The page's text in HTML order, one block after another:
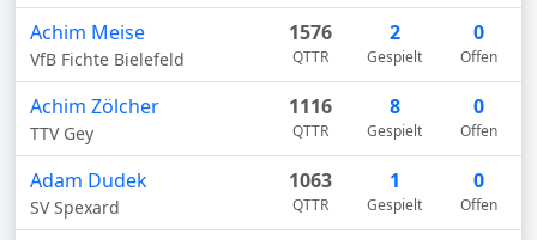
Achim Meise
VfB Fichte Bielefeld
1576
QTTR
2
Gespielt
0
Offen
Achim Zölcher
TTV Gey
1116
QTTR
8
Gespielt
0
Offen
Adam Dudek
SV Spexard
1063
QTTR
1
Gespielt
0
Offen